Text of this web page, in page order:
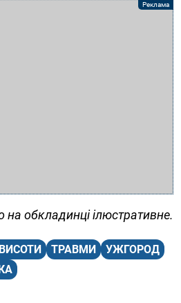
на обкладинці ілюстративне.
ТРАВМИ
УЖГОРОД